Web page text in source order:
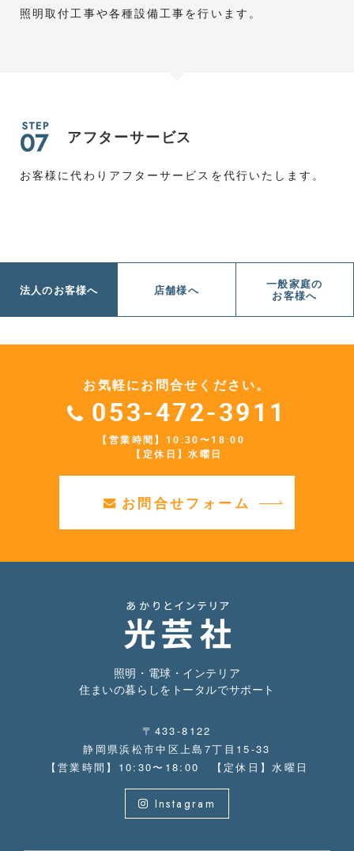
照明取付工事や各種設備工事を行います。
アフターサービス
お客様に代わりアフターサービスを代行いたします。
法人のお客様へ 店舗様へ 一般家庭の
お客様へ
お気軽にお問合せください。
053-472-3911
【営業時間】10:30〜18:00
【定休日】水曜日
お問合せフォーム
照明・電球・インテリア
住まいの暮らしをトータルでサポート
〒433-8122
静岡県浜松市中区上島7丁目15-33
【営業時間】10:30〜18:00 【定休日】水曜日
Instagram